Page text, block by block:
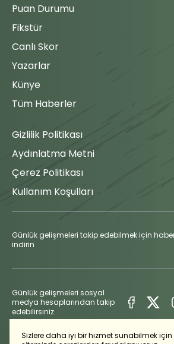
Sizlere daha iyi bir hizmet sunabilmek için
Puan Durumu
Fikstür
Canlı Skor
Yazarlar
Künye
Tüm Haberler
Gizlilik Politikası
Aydınlatma Metni
Çerez Politikası
Kullanım Koşulları
Günlük gelişmeleri takip edebilmek için
indirin
Günlük gelişmeleri sosyal
medya hesaplarından takip
edebilirsiniz.